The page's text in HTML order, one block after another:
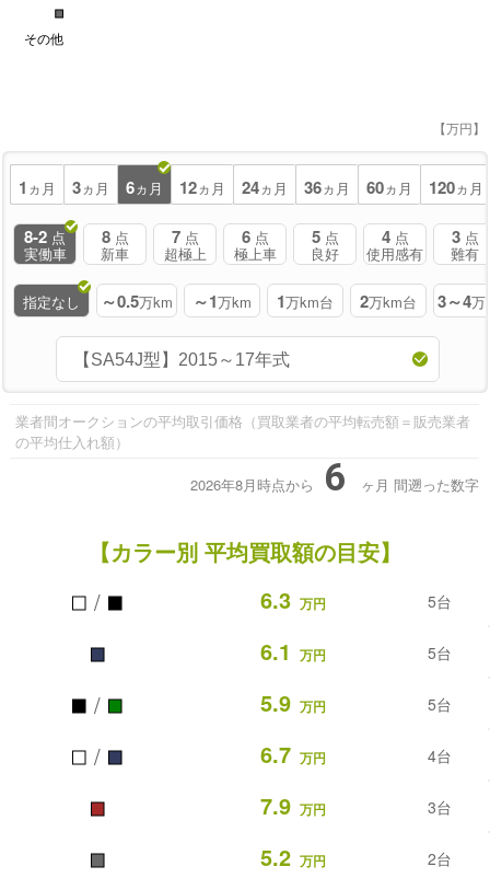
■
その他
【万円】
1 ヵ月 3ヵ月 6ヵ月 12ヵ月 24ヵ月 36ヵ月 60ヵ月 120ヵ月
8-2 点
実働車
8 点
新車
7 点
超極上
6 点
極上車
5 点
良好
4 点
使用感有
3 点
難有
指定なし ～0.5万km ～1万km 1万km台 2万km台 3～4万
業者間オークションの平均取引価格（買取業者の平均転売額＝販売業者
の平均仕入れ額）
2026年8月時点から 6 ヶ月 間遡った数字
【カラー別 平均買取額の目安】
■ / ■ 6.3 万円 5台
■ 6.1 万円 5台
■ / ■ 5.9 万円 5台
■ / ■ 6.7 万円 4台
■ 7.9 万円 3台
■ 5.2 万円 2台